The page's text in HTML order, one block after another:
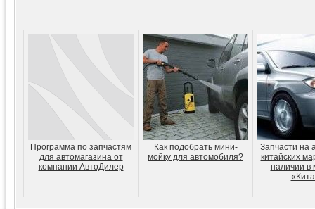
Программа по запчастям
для автомагазина от
компании АвтоДилер
Как подобрать мини-
мойку для автомобиля?
Запчасти на
китайских
наличии в